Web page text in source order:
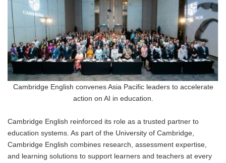
Cambridge English convenes Asia Pacific leaders to accelerate
action on AI in education.
Cambridge English reinforced its role as a trusted partner to
education systems. As part of the University of Cambridge,
Cambridge English combines research, assessment expertise,
and learning solutions to support learners and teachers at every